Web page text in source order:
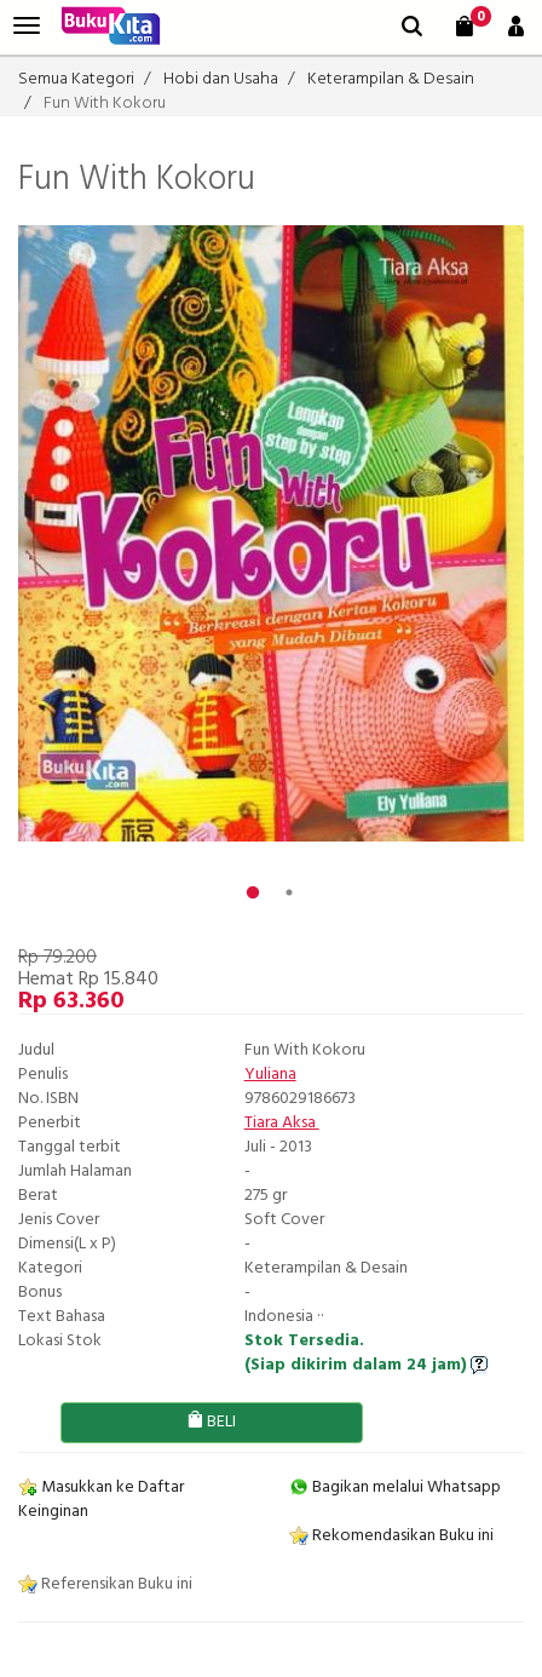
0
Semua Kategori Hobi dan Usaha
Keterampilan & Desain
Fun With Kokoru
Fun With Kokoru
Rp 79.200
Hemat Rp 15.840
Rp 63.360
Judul
Fun With Kokoru
Penulis
Yuliana
No. ISBN
9786029186673
Penerbit
Tiara Aksa
Tanggal terbit
Juli - 2013
Jumlah Halaman
-
Berat
275 gr
Jenis Cover
Soft Cover
Dimensi(L x P)
-
Kategori
Keterampilan & Desain
Bonus
-
Text Bahasa
Indonesia ··
Lokasi Stok
Stok Tersedia.
(Siap dikirim dalam 24 jam)
BELI
Masukkan ke Daftar
Keinginan
Bagikan melalui Whatsapp
Rekomendasikan Buku ini
Referensikan Buku ini